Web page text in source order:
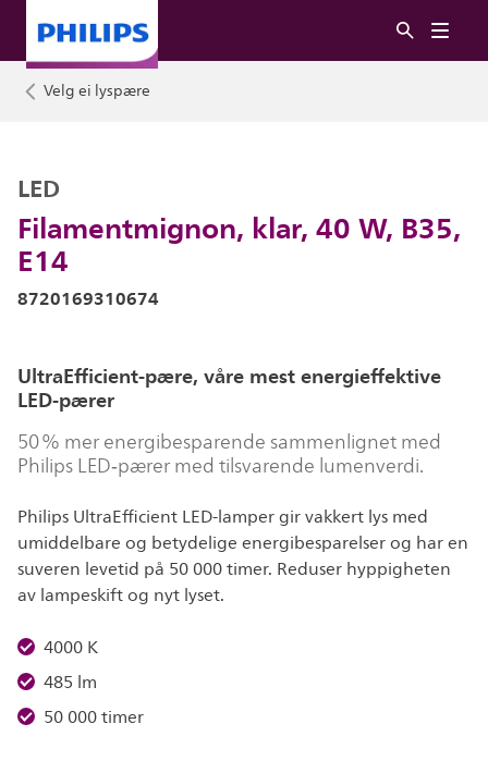
Velg ei lyspære
Filamentmignon, klar, 40 W, B35,
E14
LED
8720169310674
UltraEfficient-pære, våre mest energieffektive
LED-pærer
50 % mer energibesparende sammenlignet med
Philips LED‑pærer med tilsvarende lumenverdi.
Philips UltraEfficient LED-lamper gir vakkert lys med
umiddelbare og betydelige energibesparelser og har en
suveren levetid på 50 000 timer. Reduser hyppigheten
av lampeskift og nyt lyset.
4000 K
485 lm
50 000 timer